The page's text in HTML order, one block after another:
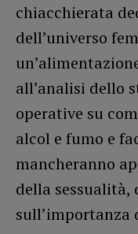
chiacchierata
dell’universo
all’analisi dello
operative su
alcol e fumo e
mancheranno
della sessualità,
sull’importanza